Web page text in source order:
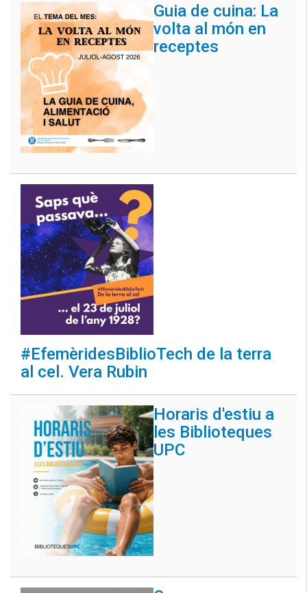
Guia de cuina: La
volta al món en
receptes
#EfemèridesBiblioTech de la terra
al cel. Vera Rubin
Horaris d'estiu a
les Biblioteques
UPC